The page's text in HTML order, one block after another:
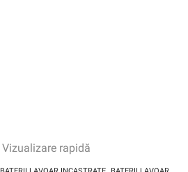
Vizualizare rapidă
,